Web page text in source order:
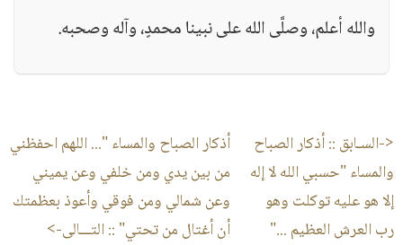
والله أعلم، وصلَّى الله على نبينا محمدٍ، وآله وصحبه.
<-السـابق ::أذكار الصباح
والمساء "حسبي الله لا إله
إلا هو عليه توكلت وهو
رب العرش العظيم ..."
أذكار الصباح والمساء "... اللهم احفظني
من بين يدي ومن خلفي وعن يميني
وعن شمالي ومن فوقي وأعوذ بعظمتك
أن أغتال من تحتي" :: التـــالى->